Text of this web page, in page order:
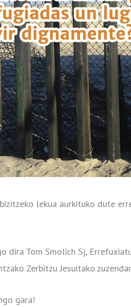
lekua aurkituko dute
dira Tom Smolich Sj,
Zerbitzu Jesuitako
gara!